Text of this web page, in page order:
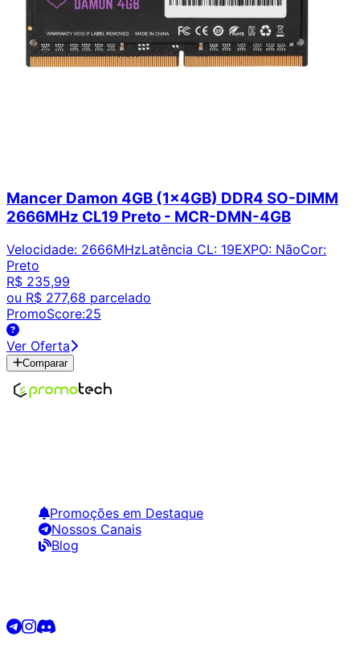
Mancer Damon 4GB (1x4GB) DDR4 SO-DIMM
2666MHz CL19 Preto - MCR-DMN-4GB
Velocidade: 2666MHzLatência CL: 19EXPO: NãoCor:
Preto
R$ 235,99
ou R$ 277,68 parcelado
PromoScore:25
Ver Oferta
Comparar
Promoções em Destaque
Nossos Canais
Blog